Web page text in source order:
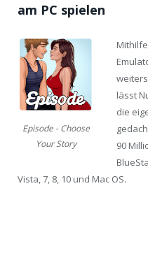
am PC spielen
Episode - Choose
Your Story
lässt
die
90
Vista, 7, 8, 10 und Mac OS.